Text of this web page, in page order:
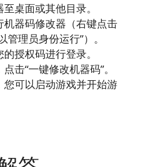
桌面或其他目录。
机器码修改器（右键点击
管理员身份运行”）。
授权码进行登录。
击“一键修改机器码”。
您可以启动游戏并开始游